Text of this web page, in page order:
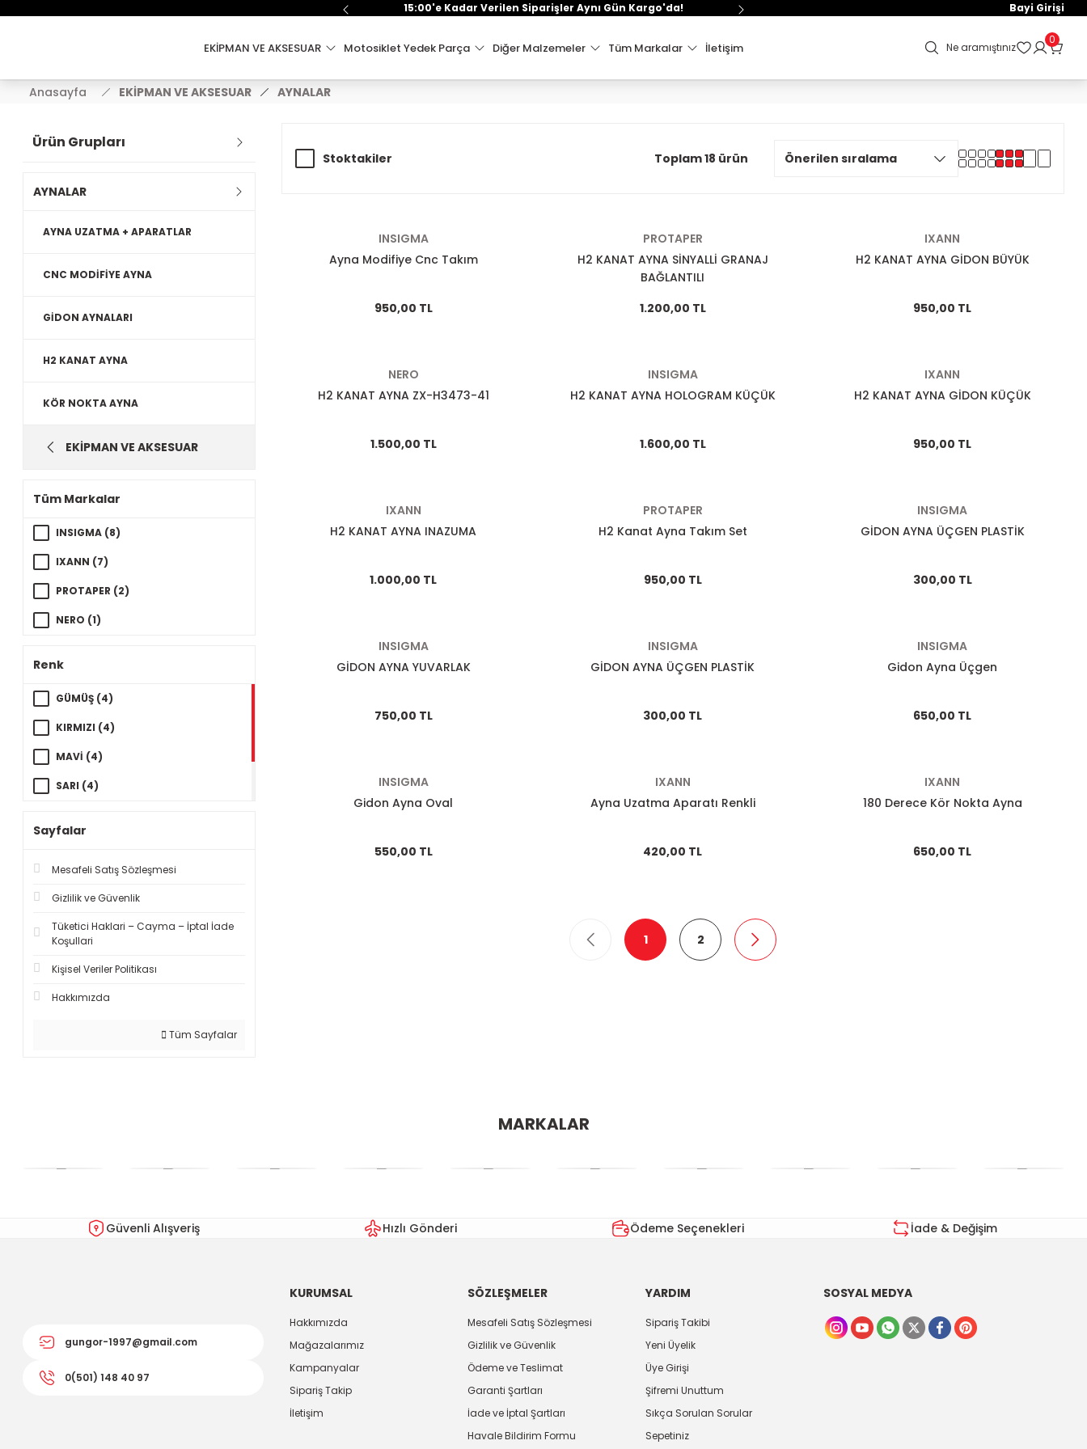
15:00'e Kadar Verilen Siparişler Aynı Gün Kargo'da! Bayi Girişi
EKİPMAN VE AKSESUAR Motosiklet Yedek Parça Diğer Malzemeler Tüm Markalar İletişim Ne aramıştınız
0
Anasayfa EKİPMAN VE AKSESUAR AYNALAR
Ürün Grupları
AYNALAR
AYNA UZATMA + APARATLAR
CNC MODİFİYE AYNA
GİDON AYNALARI
H2 KANAT AYNA
KÖR NOKTA AYNA
EKİPMAN VE AKSESUAR
Tüm Markalar
INSIGMA (8)
IXANN (7)
PROTAPER (2)
NERO (1)
Renk
GÜMÜŞ (4)
KIRMIZI (4)
MAVİ (4)
SARI (4)
Sayfalar
Mesafeli Satış Sözleşmesi
Gizlilik ve Güvenlik
Tüketici Haklari – Cayma – İptal İade
Koşullari
Kişisel Veriler Politikası
Hakkımızda
Tüm Sayfalar
Stoktakiler Toplam 18 ürün
INSIGMA
Ayna Modifiye Cnc Takım
950,00 TL
PROTAPER
H2 KANAT AYNA SİNYALLİ GRANAJ
BAĞLANTILI
1.200,00 TL
IXANN
H2 KANAT AYNA GİDON BÜYÜK
950,00 TL
NERO
H2 KANAT AYNA ZX-H3473-41
1.500,00 TL
INSIGMA
H2 KANAT AYNA HOLOGRAM KÜÇÜK
1.600,00 TL
IXANN
H2 KANAT AYNA GİDON KÜÇÜK
950,00 TL
IXANN
H2 KANAT AYNA INAZUMA
1.000,00 TL
PROTAPER
H2 Kanat Ayna Takım Set
950,00 TL
INSIGMA
GİDON AYNA ÜÇGEN PLASTİK
300,00 TL
INSIGMA
GİDON AYNA YUVARLAK
750,00 TL
INSIGMA
GİDON AYNA ÜÇGEN PLASTİK
300,00 TL
INSIGMA
Gidon Ayna Üçgen
650,00 TL
INSIGMA
Gidon Ayna Oval
550,00 TL
IXANN
Ayna Uzatma Aparatı Renkli
420,00 TL
IXANN
180 Derece Kör Nokta Ayna
650,00 TL
1 2
MARKALAR
Güvenli Alışveriş Hızlı Gönderi Ödeme Seçenekleri İade & Değişim
gungor-1997@gmail.com
0(501) 148 40 97
KURUMSAL
Hakkımızda
Mağazalarımız
Kampanyalar
Sipariş Takip
İletişim
SÖZLEŞMELER
Mesafeli Satış Sözleşmesi
Gizlilik ve Güvenlik
Ödeme ve Teslimat
Garanti Şartları
İade ve İptal Şartları
Havale Bildirim Formu
YARDIM
Sipariş Takibi
Yeni Üyelik
Üye Girişi
Şifremi Unuttum
Sıkça Sorulan Sorular
Sepetiniz
SOSYAL MEDYA